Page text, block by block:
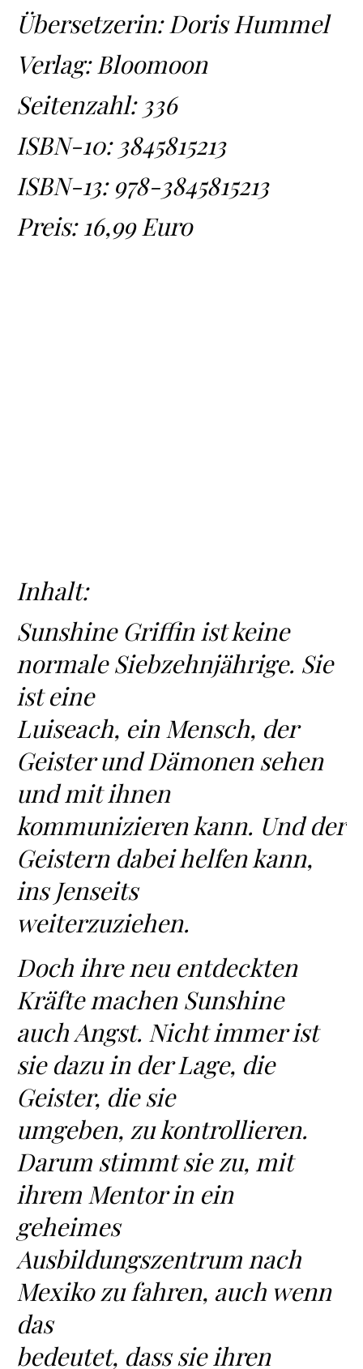
Übersetzerin: Doris Hummel
Verlag: Bloomoon
Seitenzahl: 336
ISBN-10: 3845815213
ISBN-13: 978-3845815213
Preis: 16,99 Euro
Inhalt:
Sunshine Griffin ist keine
normale Siebzehnjährige. Sie
ist eine
Luiseach, ein Mensch, der
Geister und Dämonen sehen
und mit ihnen
kommunizieren kann. Und der
Geistern dabei helfen kann,
ins Jenseits
weiterzuziehen.
Doch ihre neu entdeckten
Kräfte machen Sunshine
auch Angst. Nicht immer ist
sie dazu in der Lage, die
Geister, die sie
umgeben, zu kontrollieren.
Darum stimmt sie zu, mit
ihrem Mentor in ein
geheimes
Ausbildungszentrum nach
Mexiko zu fahren, auch wenn
das
bedeutet, dass sie ihren